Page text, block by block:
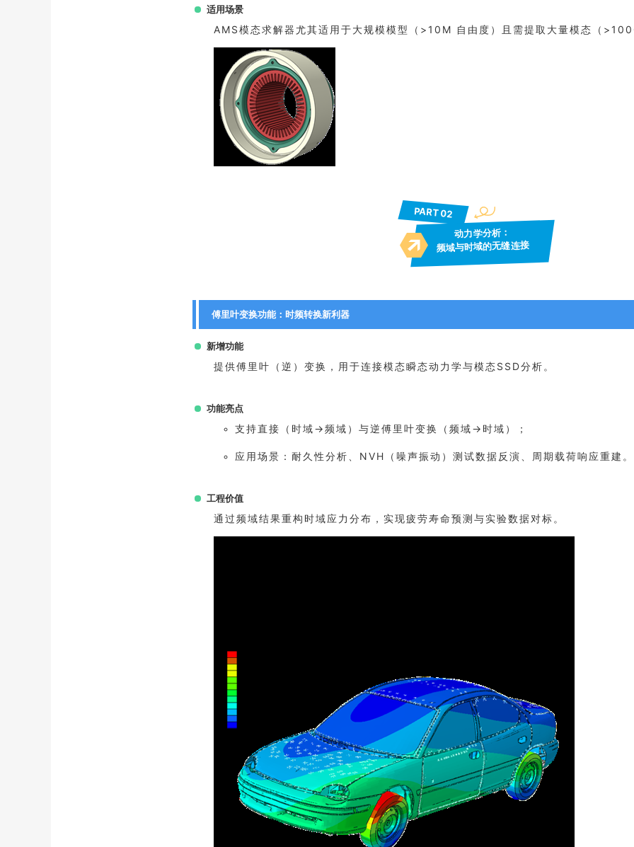
适用场景
AMS模态求解器尤其适用于大规模模型（>10M 自由度）且需提取大量模态（
PART 02
动力学分析：
频域与时域的无缝连接
傅里叶变换功能：时频转换新利器
新增功能
提供傅里叶（逆）变换，用于连接模态瞬态动力学与模态SSD分析。
功能亮点
支持直接（时域→频域）与逆傅里叶变换（频域→时域）；
应用场景：耐久性分析、 NVH （噪声振动）测试数据反演、周期载荷响应重建。
工程价值
通过频域结果重构时域应力分布，实现疲劳寿命预测与实验数据对标。